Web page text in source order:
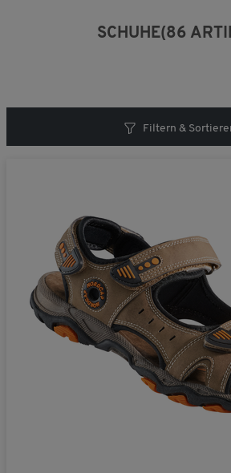
SCHUHE(86
Filtern &